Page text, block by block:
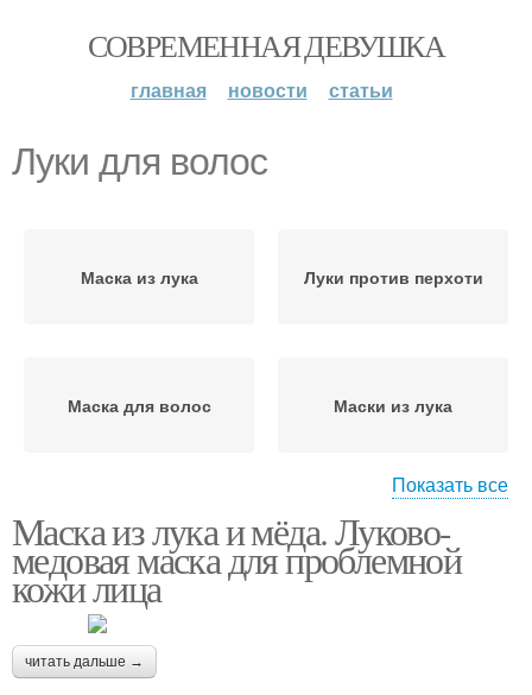
СОВРЕМЕННАЯ ДЕВУШКА
главная новости статьи
Луки для волос
Маска из лука Луки против перхоти
Маска для волос Маски из лука
Условия из лука
Показать все
Маска из лука и мёда. Луково-
медовая маска для проблемной
кожи лица
читать дальше →